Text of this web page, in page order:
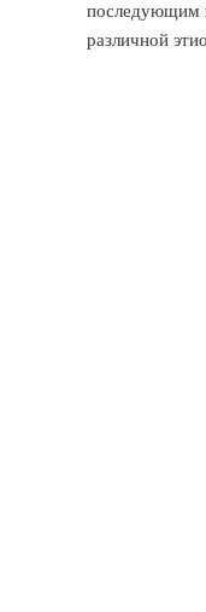
последующим
различной